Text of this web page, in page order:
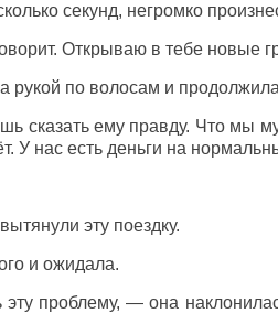
секунд, негромко
Открываю в тебе новые
рукой по волосам и
сказать ему правду. Что мы
У нас есть деньги на
эту поездку.
и ожидала.
проблему, — она